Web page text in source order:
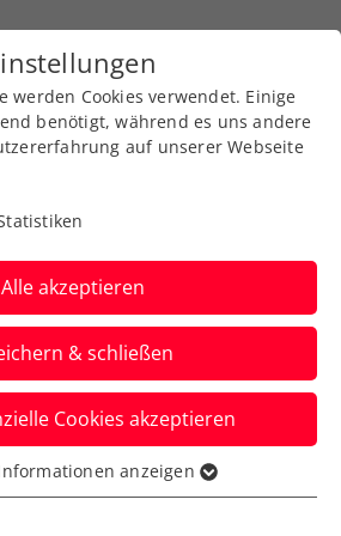
Revanche bei
– Die
die Neuauflage des
werden Cookies verwendet. Einige
benötigt, während es uns andere
auf unserer Webseite
Alle akzeptieren
& schließen
Cookies akzeptieren
für grundlegende
anzeigen